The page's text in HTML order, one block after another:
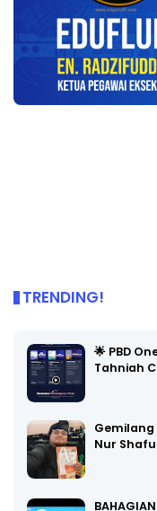
TRENDING!
🌟 PBD
Tahniah
Gemilang
Nur